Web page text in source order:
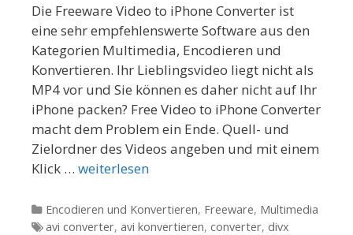
Die Freeware Video to iPhone Converter ist
eine sehr empfehlenswerte Software aus den
Kategorien Multimedia, Encodieren und
Konvertieren. Ihr Lieblingsvideo liegt nicht als
MP4 vor und Sie können es daher nicht auf Ihr
iPhone packen? Free Video to iPhone Converter
macht dem Problem ein Ende. Quell- und
Zielordner des Videos angeben und mit einem
Klick … weiterlesen
Kategorien
Encodieren und Konvertieren, Freeware, Multimedia
Tags
avi converter, avi konvertieren, converter, divx